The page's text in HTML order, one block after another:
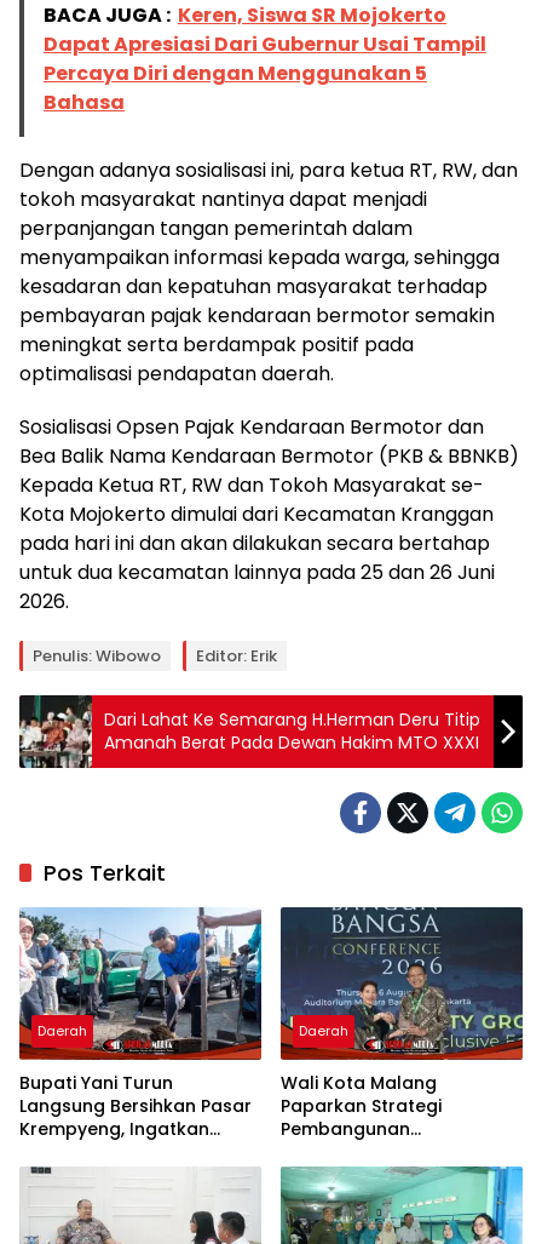
BACA JUGA : Keren, Siswa SR Mojokerto
Dapat Apresiasi Dari Gubernur Usai Tampil
Percaya Diri dengan Menggunakan 5
Bahasa
Dengan adanya sosialisasi ini, para ketua RT, RW, dan
tokoh masyarakat nantinya dapat menjadi
perpanjangan tangan pemerintah dalam
menyampaikan informasi kepada warga, sehingga
kesadaran dan kepatuhan masyarakat terhadap
pembayaran pajak kendaraan bermotor semakin
meningkat serta berdampak positif pada
optimalisasi pendapatan daerah.
Sosialisasi Opsen Pajak Kendaraan Bermotor dan
Bea Balik Nama Kendaraan Bermotor (PKB & BBNKB)
Kepada Ketua RT, RW dan Tokoh Masyarakat se-
Kota Mojokerto dimulai dari Kecamatan Kranggan
pada hari ini dan akan dilakukan secara bertahap
untuk dua kecamatan lainnya pada 25 dan 26 Juni
2026.
Penulis: Wibowo Editor: Erik
Dari Lahat Ke Semarang H.Herman Deru Titip
Amanah Berat Pada Dewan Hakim MTO XXXI
Pos Terkait
Daerah
Bupati Yani Turun
Langsung Bersihkan Pasar
Krempyeng, Ingatkan
Panjang
Daerah
Wali Kota Malang
Paparkan Strategi
Pembangunan
Nasional CNN Indonesia